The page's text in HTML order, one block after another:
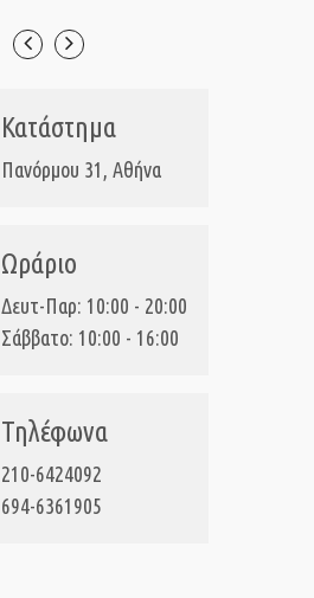
Κατάστημα
Πανόρμου 31, Αθήνα
Ωράριο
Δευτ-Παρ: 10:00 - 20:00
Σάββατο: 10:00 - 16:00
Τηλέφωνα
210-6424092
694-6361905